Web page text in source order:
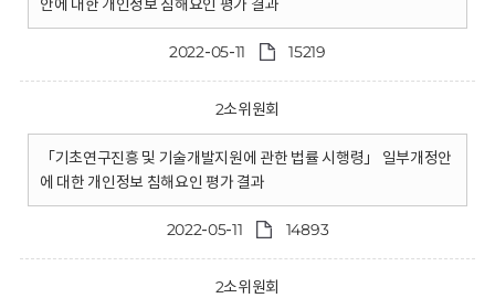
안에 대한 개인정보 침해요인 평가 결과
2022-05-11 15219
2소위원회
「기초연구진흥 및 기술개발지원에 관한 법률 시행령」 일부개정안
에 대한 개인정보 침해요인 평가 결과
2022-05-11 14893
2소위원회